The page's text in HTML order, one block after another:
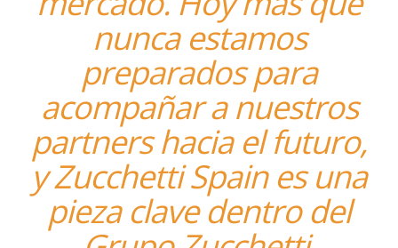
nunca estamos
preparados para
acompañar a nuestros
partners hacia el futuro,
y Zucchetti Spain es una
pieza clave dentro del